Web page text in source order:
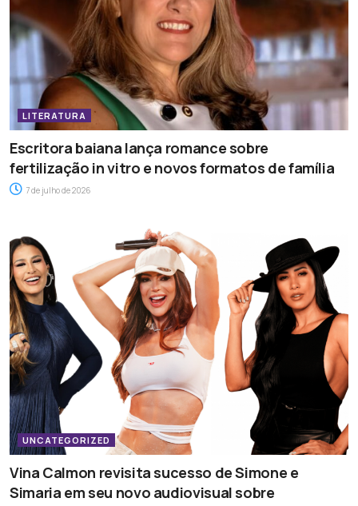
LITERATURA
Escritora baiana lança romance sobre
fertilização in vitro e novos formatos de família
7 de julho de 2026
UNCATEGORIZED
Vina Calmon revisita sucesso de Simone e
Simaria em seu novo audiovisual sobre